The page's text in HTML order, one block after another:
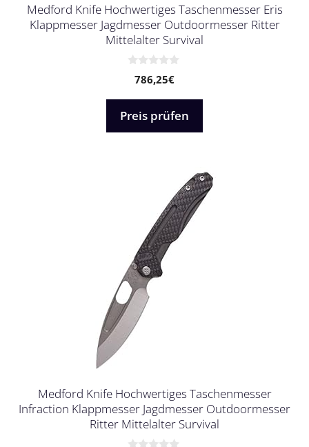
Medford Knife Hochwertiges Taschenmesser Eris
Klappmesser Jagdmesser Outdoormesser Ritter
Mittelalter Survival
n
5
786,25€
Preis prüfen
Medford Knife Hochwertiges Taschenmesser
Infraction Klappmesser Jagdmesser Outdoormesser
Ritter Mittelalter Survival